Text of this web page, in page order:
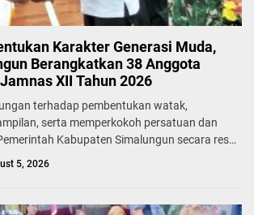
Karakter Generasi Muda,
Berangkatkan 38 Anggota
XII Tahun 2026
terhadap pembentukan watak,
serta memperkokoh persatuan dan
Kabupaten Simalungun secara resmi
5, 2026